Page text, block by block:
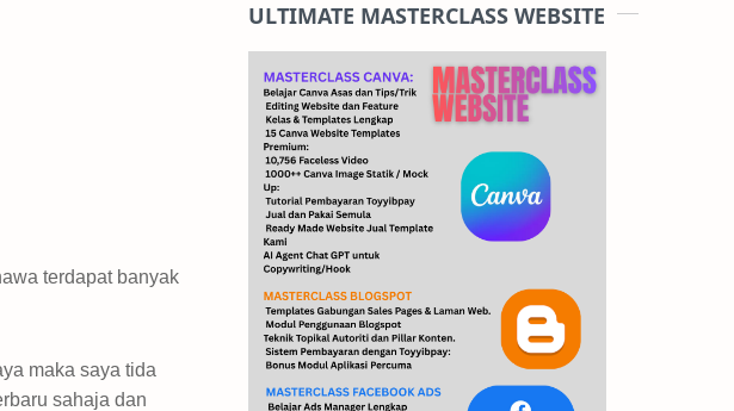
terdapat banyak
maka saya tida
sahaja dan
ULTIMATE MASTERCLASS WEBSITE